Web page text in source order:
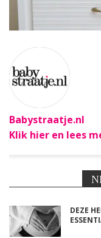
Babystraatje.nl
Klik hier en lees
DEZE